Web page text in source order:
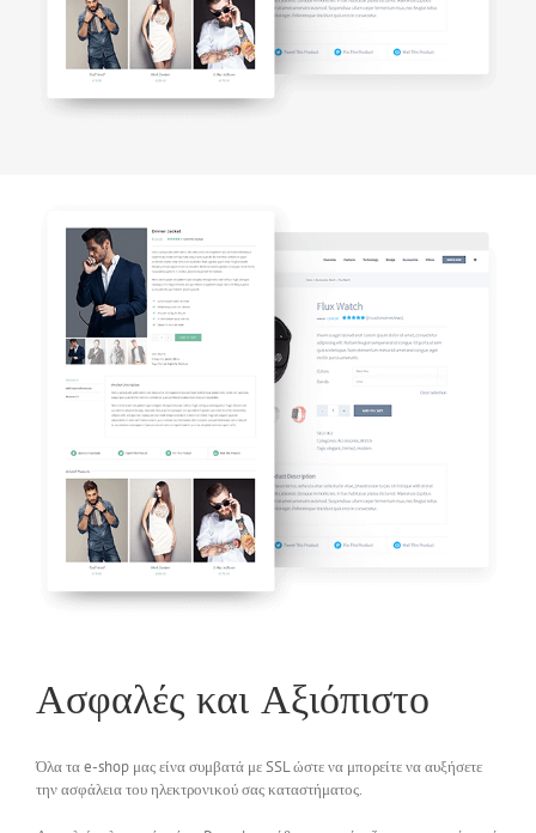
Ασφαλές και Αξιόπιστο
Όλα τα e-shop μας είνα συμβατά με SSL ώστε να μπορείτε να αυξήσετε
την ασφάλεια του ηλεκτρονικού σας καταστήματος.